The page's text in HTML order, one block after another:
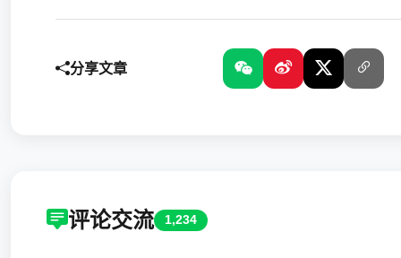
分享文章
评论交流 1,234